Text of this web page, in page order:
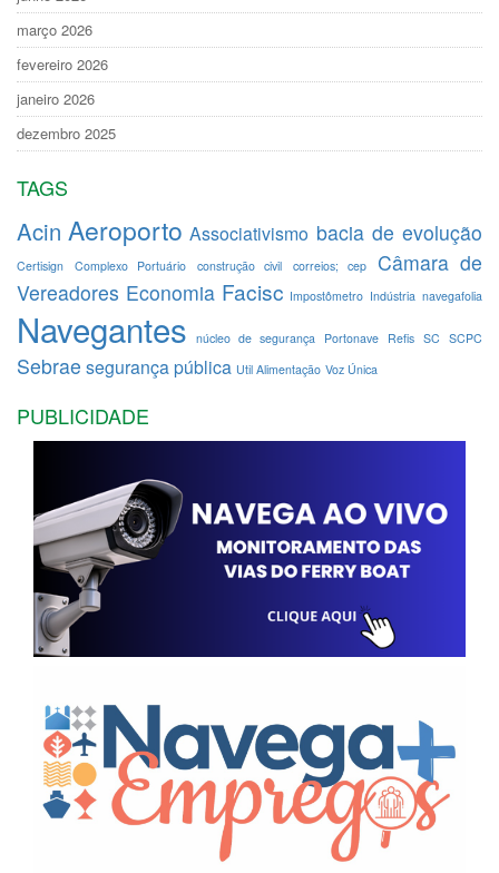
março 2026
fevereiro 2026
janeiro 2026
dezembro 2025
TAGS
Acin Aeroporto Associativismo bacia de evolução
Certisign Complexo Portuário construção civil correios; cep
Câmara de
Vereadores Economia Facisc Impostômetro Indústria navegafolia
Navegantes núcleo de segurança Portonave Refis SC SCPC
Sebrae segurança pública Util Alimentação Voz Única
PUBLICIDADE